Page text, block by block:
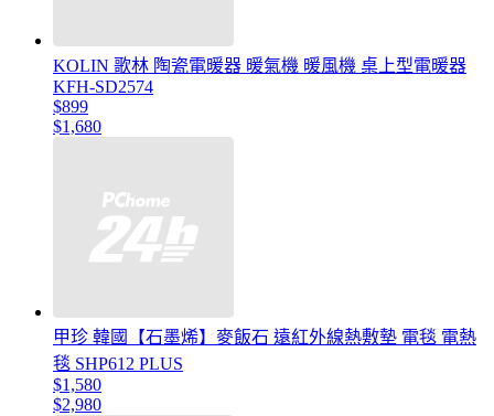
KOLIN 歌林 陶瓷電暖器 暖氣機 暖風機 桌上型電暖器
KFH-SD2574
$899
$1,680
甲珍 韓國【石墨烯】麥飯石 遠紅外線熱敷墊 電毯 電熱
毯 SHP612 PLUS
$1,580
$2,980